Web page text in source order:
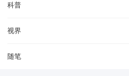
科普
视界
随笔